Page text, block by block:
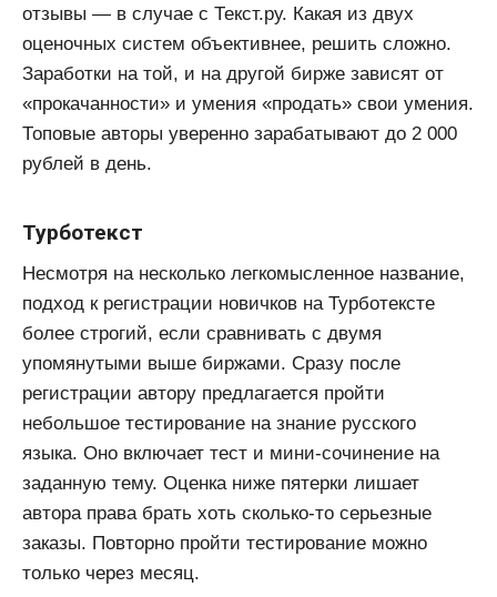
отзывы — в случае с Текст.ру. Какая из двух
оценочных систем объективнее, решить сложно.
Заработки на той, и на другой бирже зависят от
«прокачанности» и умения «продать» свои умения.
Топовые авторы уверенно зарабатывают до 2 000
рублей в день.
Турботекст
Несмотря на несколько легкомысленное название,
подход к регистрации новичков на Турботексте
более строгий, если сравнивать с двумя
упомянутыми выше биржами. Сразу после
регистрации автору предлагается пройти
небольшое тестирование на знание русского
языка. Оно включает тест и мини-сочинение на
заданную тему. Оценка ниже пятерки лишает
автора права брать хоть сколько-то серьезные
заказы. Повторно пройти тестирование можно
только через месяц.